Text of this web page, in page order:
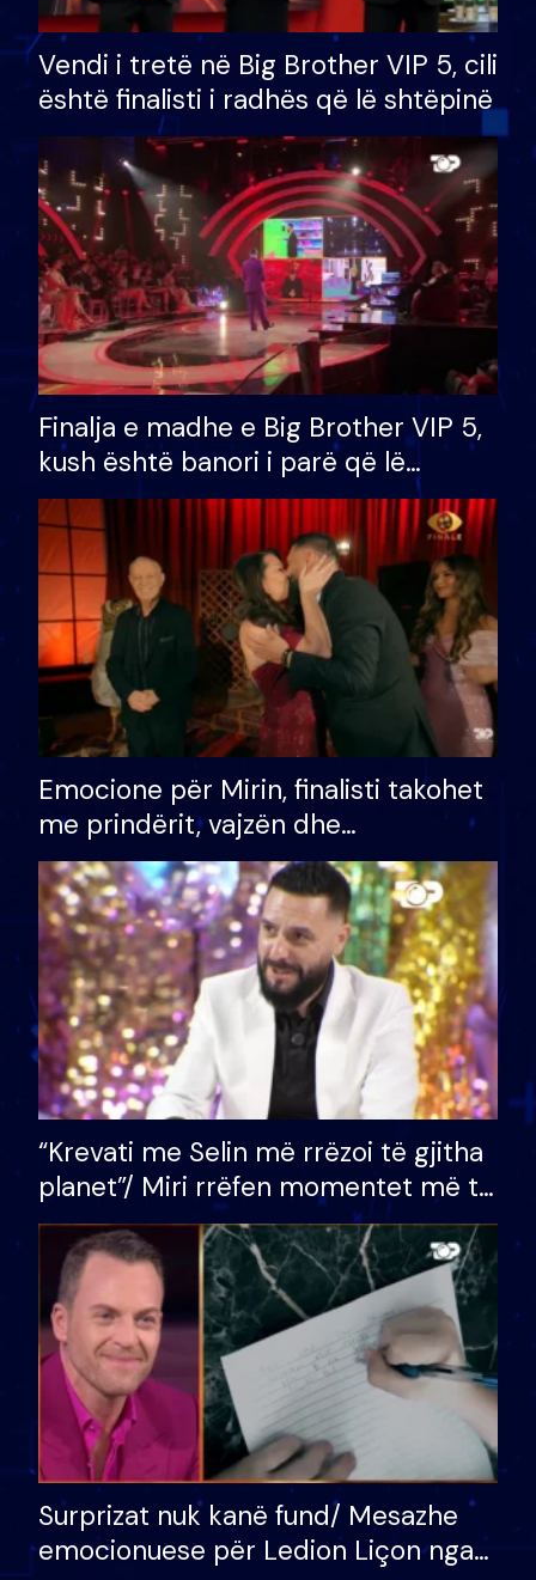
Vendi i tretë në Big Brother VIP 5, cili
është finalisti i radhës që lë shtëpinë
Finalja e madhe e Big Brother VIP 5,
kush është banori i parë që lë
shtëpinë dhe humb mundësinë për
të fituar çmimin e madh
Emocione për Mirin, finalisti takohet
me prindërit, vajzën dhe
bashkëshorten: S’kemi ndonjë letër
divorci apo jo?
“Krevati me Selin më rrëzoi të gjitha
planet”/ Miri rrëfen momentet më të
bukura në shtëpinë e BB VIP: Do më
mungojë zilja e mëngjesit kur…
Surprizat nuk kanë fund/ Mesazhe
emocionuese për Ledion Liçon nga